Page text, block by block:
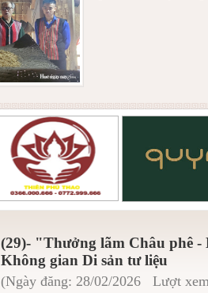
(29)- "Thưởng lãm Châu phê
Không gian Di sản tư liệu
(Ngày đăng: 28/02/2026 Lượt